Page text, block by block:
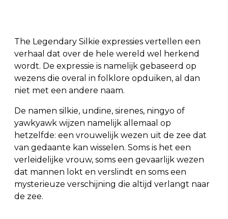
The Legendary Silkie expressies vertellen een
verhaal dat over de hele wereld wel herkend
wordt. De expressie is namelijk gebaseerd op
wezens die overal in folklore opduiken, al dan
niet met een andere naam.
De namen silkie, undine, sirenes, ningyo of
yawkyawk wijzen namelijk allemaal op
hetzelfde: een vrouwelijk wezen uit de zee dat
van gedaante kan wisselen. Soms is het een
verleidelijke vrouw, soms een gevaarlijk wezen
dat mannen lokt en verslindt en soms een
mysterieuze verschijning die altijd verlangt naar
de zee.